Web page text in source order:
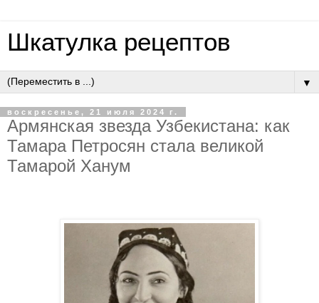
Шкатулка рецептов
▼
воскресенье, 21 июля 2024 г.
Армянская звезда Узбекистана: как
Тамара Петросян стала великой
Тамарой Ханум